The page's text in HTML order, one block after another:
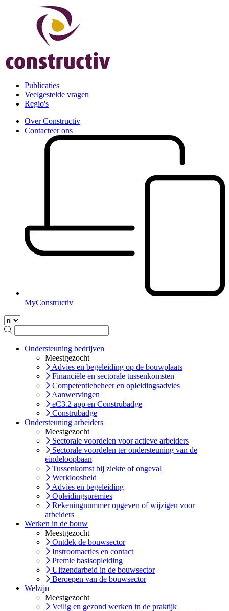
Publicaties
Veelgestelde vragen
Regio's
Over Constructiv
Contacteer ons
MyConstructiv
Ondersteuning bedrijven
Meestgezocht
Advies en begeleiding op de bouwplaats
Financiële en sectorale tussenkomsten
Competentiebeheer en opleidingsadvies
Aanwervingen
eC3.2 app en Construbadge
Construbadge
Ondersteuning arbeiders
Meestgezocht
Sectorale voordelen voor actieve arbeiders
Sectorale voordelen ter ondersteuning van de
eindeloopbaan
Tussenkomst bij ziekte of ongeval
Werkloosheid
Advies en begeleiding
Opleidingspremies
Rekeningnummer opgeven of wijzigen voor
arbeiders
Werken in de bouw
Meestgezocht
Ontdek de bouwsector
Instroomacties en contact
Premie basisopleiding
Uitzendarbeid in de bouwsector
Beroepen van de bouwsector
Welzijn
Meestgezocht
Veilig en gezond werken in de praktijk